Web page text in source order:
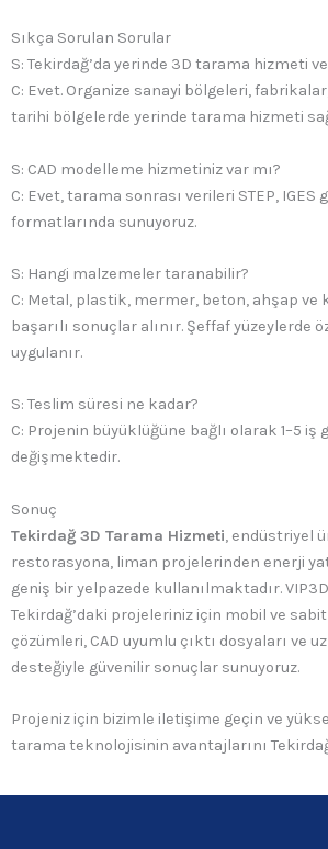
Sıkça Sorulan Sorular
S: Tekirdağ’da yerinde 3D tarama hizmeti
C: Evet. Organize sanayi bölgeleri,
tarihi bölgelerde yerinde tarama hizmeti
S: CAD modelleme hizmetiniz var mı?
C: Evet, tarama sonrası verileri STEP, IGES
formatlarında sunuyoruz.
S: Hangi malzemeler taranabilir?
C: Metal, plastik, mermer, beton, ahşap ve
başarılı sonuçlar alınır. Şeffaf yüzeylerde
uygulanır.
S: Teslim süresi ne kadar?
C: Projenin büyüklüğüne bağlı olarak 1–5 iş
değişmektedir.
Sonuç
Tekirdağ 3D Tarama Hizmeti, endüstriyel
restorasyona, liman projelerinden enerji
geniş bir yelpazede kullanılmaktadır.
Tekirdağ’daki projeleriniz için mobil ve
çözümleri, CAD uyumlu çıktı dosyaları ve
desteğiyle güvenilir sonuçlar sunuyoruz.
Projeniz için bizimle iletişime geçin ve
tarama teknolojisinin avantajlarını